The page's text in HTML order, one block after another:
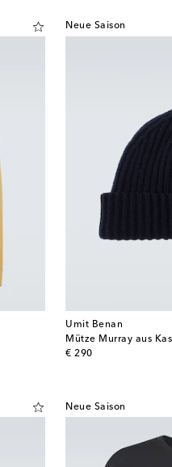
Neue Saison
Umit Benan
Mütze Murray aus
€ 290
original price
Neue Saison